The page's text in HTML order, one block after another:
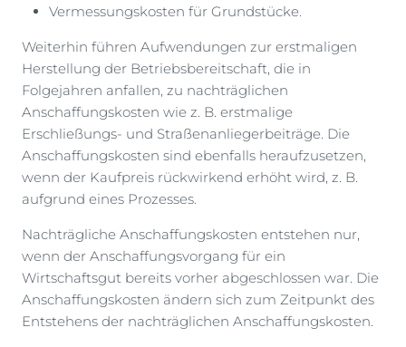
Vermessungskosten für Grundstücke.
Weiterhin führen Aufwendungen zur erstmaligen
Herstellung der Betriebsbereitschaft, die in
Folgejahren anfallen, zu nachträglichen
Anschaffungskosten wie z. B. erstmalige
Erschließungs- und Straßenanliegerbeiträge. Die
Anschaffungskosten sind ebenfalls heraufzusetzen,
wenn der Kaufpreis rückwirkend erhöht wird, z. B.
aufgrund eines Prozesses.
Nachträgliche Anschaffungskosten entstehen nur,
wenn der Anschaffungsvorgang für ein
Wirtschaftsgut bereits vorher abgeschlossen war. Die
Anschaffungskosten ändern sich zum Zeitpunkt des
Entstehens der nachträglichen Anschaffungskosten.